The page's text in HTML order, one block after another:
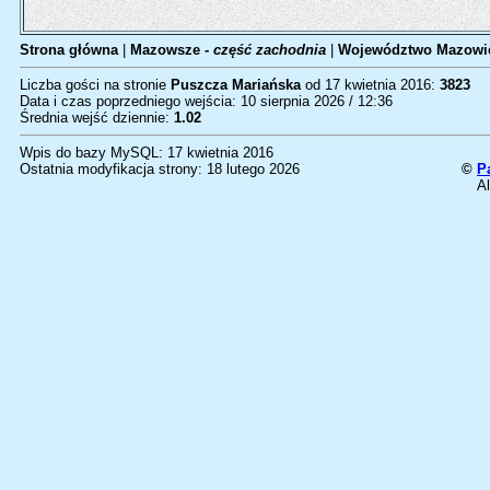
Strona główna| Mazowsze - część zachodnia Województwo
Liczba gości na stronie Puszcza Mariańskaod 17 kwietnia 2016: 3823
Data i czas poprzedniego wejścia: 10 sierpnia 2026 / 12:36
Średnia wejść dziennie: 1.02
Wpis do bazy MySQL: 17 kwietnia 2016
Ostatnia modyfikacja strony: 18 lutego 2026
©